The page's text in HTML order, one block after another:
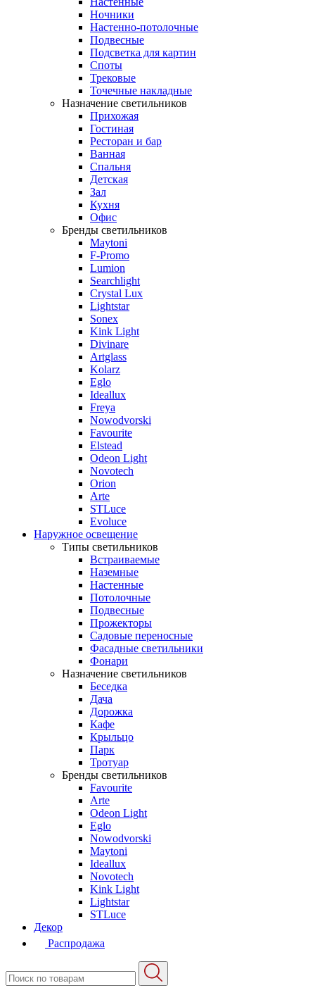
Ночники
Настенно-потолочные
Подвесные
Подсветка для картин
Споты
Трековые
Точечные накладные
Назначение светильников
Прихожая
Гостиная
Ресторан и бар
Ванная
Спальня
Детская
Зал
Кухня
Офис
Бренды светильников
Maytoni
F-Promo
Lumion
Searchlight
Crystal Lux
Lightstar
Sonex
Kink Light
Divinare
Artglass
Kolarz
Eglo
Ideallux
Freya
Nowodvorski
Favourite
Elstead
Odeon Light
Novotech
Orion
Arte
STLuce
Evoluce
Наружное освещение
Типы светильников
Встраиваемые
Наземные
Настенные
Потолочные
Подвесные
Прожекторы
Садовые переносные
Фасадные светильники
Фонари
Назначение светильников
Беседка
Дача
Дорожка
Кафе
Крыльцо
Парк
Тротуар
Бренды светильников
Favourite
Arte
Odeon Light
Eglo
Nowodvorski
Maytoni
Ideallux
Novotech
Kink Light
Lightstar
STLuce
Декор
Распродажа